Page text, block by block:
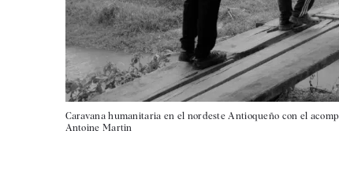
Caravana humanitaria en el nordeste Antioqueño con el
Antoine Martin